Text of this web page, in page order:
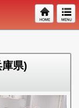
県)